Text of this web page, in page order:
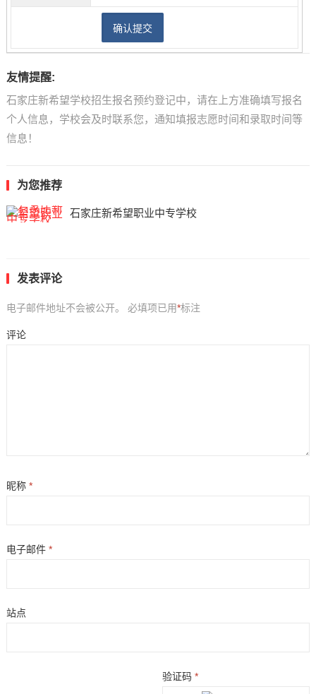
友情提醒:
石家庄新希望学校招生报名预约登记中，请在上方准确填写报名
个人信息，学校会及时联系您，通知填报志愿时间和录取时间等
信息！
为您推荐
石家庄新希望职业中专学校
发表评论
电子邮件地址不会被公开。 必填项已用*标注
评论
昵称 *
电子邮件 *
站点
验证码*